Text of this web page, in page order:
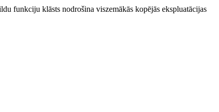
funkciju klāsts nodrošina viszemākās kopējās ekspluatācijas